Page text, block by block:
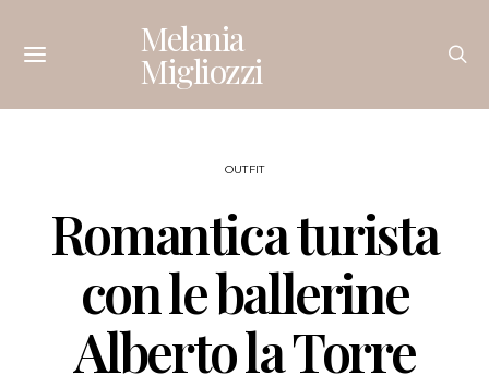
Melania
Migliozzi
OUTFIT
Romantica turista
con le ballerine
Alberto la Torre